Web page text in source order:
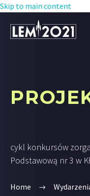
Skip to main content
cykl konkursów
Podstawową nr 3 w
Home